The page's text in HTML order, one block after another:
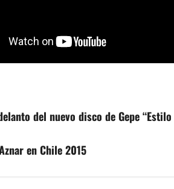
del nuevo disco de Gepe
en Chile 2015